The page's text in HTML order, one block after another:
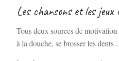
Les chansons et les jeux
Tous deux sources de
à la douche, se brosser les